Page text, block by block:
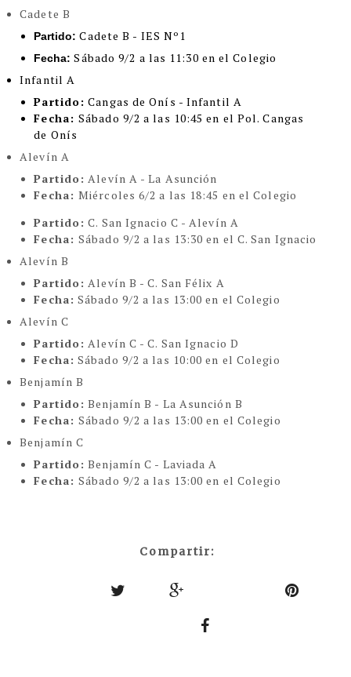
Cadete B
Partido: Cadete B - IES Nº1
Fecha: Sábado 9/2 a las 11:30 en el Colegio
Infantil A
Partido: Cangas de Onís - Infantil A
Fecha:Sábado 9/2 a las 10:45 en el Pol. Cangas
de Onís
Alevín A
Partido: Alevín A - La Asunción
Fecha:Miércoles 6/2 a las 18:45 en el Colegio
Partido: C. San Ignacio C - Alevín A
Fecha:Sábado 9/2 a las 13:30 en el C. San Ignacio
Alevín B
Partido: Alevín B - C. San Félix A
Fecha: Sábado 9/2 a las 13:00 en el Colegio
Alevín C
Partido: Alevín C - C. San Ignacio D
Fecha: Sábado 9/2 a las 10:00 en el Colegio
Benjamín B
Partido: Benjamín B - La Asunción B
Fecha:Sábado 9/2 a las 13:00 en el Colegio
Benjamín C
Partido: Benjamín C - Laviada A
Fecha:Sábado 9/2 a las 13:00 en el Colegio
Compartir: